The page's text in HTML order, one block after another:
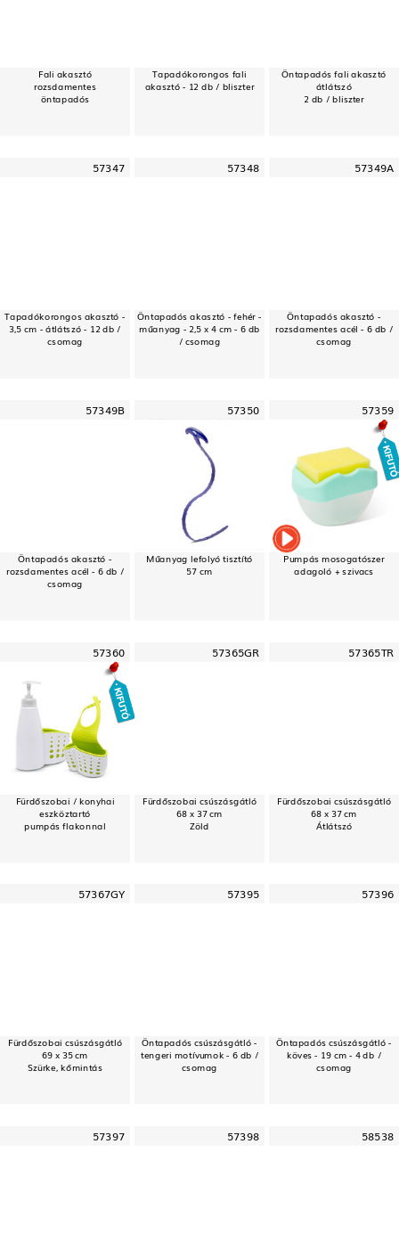
Fali akasztó
rozsdamentes
öntapadós
Tapadókorongos fali
akasztó - 12 db / bliszter
Öntapadós fali akasztó
átlátszó
2 db / bliszter
57347
Tapadókorongos akasztó -
3,5 cm - átlátszó - 12 db /
csomag
57348
Öntapadós akasztó - fehér -
műanyag - 2,5 x 4 cm - 6 db
/ csomag
57349A
Öntapadós akasztó -
rozsdamentes acél - 6 db /
csomag
57349B
Öntapadós akasztó -
rozsdamentes acél - 6 db /
csomag
57350
Műanyag lefolyó tisztító
57 cm
57359
Pumpás mosogatószer
adagoló + szivacs
57360
Fürdőszobai / konyhai
eszköztartó
pumpás flakonnal
57365GR
Fürdőszobai csúszásgátló
68 x 37 cm
Zöld
57365TR
Fürdőszobai csúszásgátló
68 x 37 cm
Átlátszó
57367GY
Fürdőszobai csúszásgátló
69 x 35 cm
Szürke, kőmintás
57395
Öntapadós csúszásgátló -
tengeri motívumok - 6 db /
csomag
57396
Öntapadós csúszásgátló -
köves - 19 cm - 4 db /
csomag
57397 57398 58538